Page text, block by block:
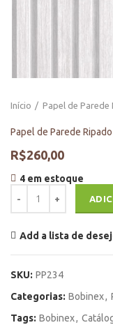
Início Papel de Parede
Papel de Parede
R$260,00
4 em estoque
Add a lista de
SKU: PP234
Categorias: Bobinex,
Tags: Bobinex,